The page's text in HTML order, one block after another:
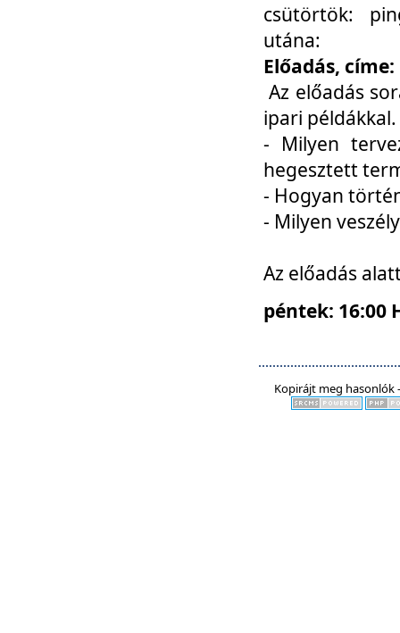
csütörtök:
utána:
Előadás,
Az előadás
ipari
- Milyen
hegesztett
- Hogyan
- Milyen
Az előadás
péntek: 16:00
Kopirájt meg hasonlók